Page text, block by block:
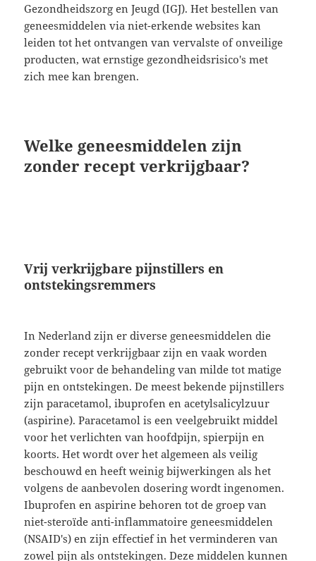
Gezondheidszorg en Jeugd (IGJ). Het bestellen van
geneesmiddelen via niet-erkende websites kan
leiden tot het ontvangen van vervalste of onveilige
producten, wat ernstige gezondheidsrisico's met
zich mee kan brengen.
Welke geneesmiddelen zijn
zonder recept verkrijgbaar?
Vrij verkrijgbare pijnstillers en
ontstekingsremmers
In Nederland zijn er diverse geneesmiddelen die
zonder recept verkrijgbaar zijn en vaak worden
gebruikt voor de behandeling van milde tot matige
pijn en ontstekingen. De meest bekende pijnstillers
zijn paracetamol, ibuprofen en acetylsalicylzuur
(aspirine). Paracetamol is een veelgebruikt middel
voor het verlichten van hoofdpijn, spierpijn en
koorts. Het wordt over het algemeen als veilig
beschouwd en heeft weinig bijwerkingen als het
volgens de aanbevolen dosering wordt ingenomen.
Ibuprofen en aspirine behoren tot de groep van
niet-steroïde anti-inflammatoire geneesmiddelen
(NSAID's) en zijn effectief in het verminderen van
zowel pijn als ontstekingen. Deze middelen kunnen